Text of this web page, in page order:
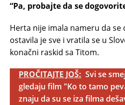
“Pa, probajte da se
Herta nije imala nameru da se
ostavila je sve i vratila se u
konačni raskid sa Titom.
PROČITAJTE JOŠ: Svi se
gledaju film "Ko to tamo
znaju da su se iza filma